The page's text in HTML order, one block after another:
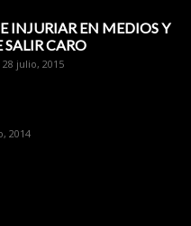
INJURIAR EN MEDIOS Y
SALIR CARO
28 julio, 2015
2014